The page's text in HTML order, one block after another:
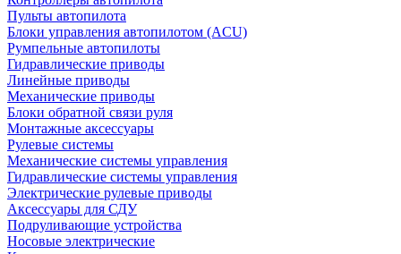
Пульты автопилота
Блоки управления автопилотом (ACU)
Румпельные автопилоты
Гидравлические приводы
Линейные приводы
Механические приводы
Блоки обратной связи руля
Монтажные аксессуары
Рулевые системы
Механические системы управления
Гидравлические системы управления
Электрические рулевые приводы
Аксессуары для СДУ
Подруливающие устройства
Носовые электрические